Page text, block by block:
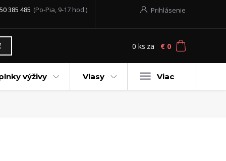
Prihlásenie
385 485 (Po-Pia, 9-17 hod.)
0 ks za € 0
výživy Vlasy Viac